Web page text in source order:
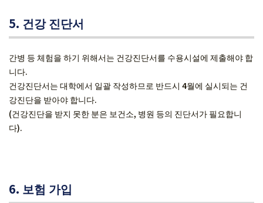
5. 건강 진단서
간병 등 체험을 하기 위해서는 건강진단서를 수용시설에 제출해야 합
니다.
건강진단서는 대학에서 일괄 작성하므로 반드시 4월에 실시되는 건
강진단을 받아야 합니다.
(건강진단을 받지 못한 분은 보건소, 병원 등의 진단서가 필요합니
다).
6. 보험 가입